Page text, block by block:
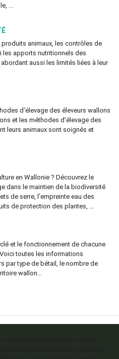
...
animaux, les contrôles de
les apports nutritionnels des
aussi les limités liées à leur
d'élevage des éleveurs wallons
et les méthodes d'élevage des
leurs animaux sont soignés et
en Wallonie ? Découvrez le
dans le maintien de la biodiversité
de serre, l’empreinte eau des
de protection des plantes, …
et le fonctionnement de chacune
toutes les informations
par type de bétail, le nombre de
wallon…